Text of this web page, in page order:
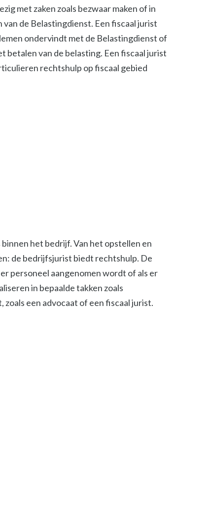
met zaken zoals bezwaar maken of in
van de Belastingdienst. Een fiscaal jurist
ondervindt met de Belastingdienst of
betalen van de belasting. Een fiscaal jurist
rechtshulp op fiscaal gebied
het bedrijf. Van het opstellen en
de bedrijfsjurist biedt rechtshulp. De
personeel aangenomen wordt of als er
in bepaalde takken zoals
een advocaat of een fiscaal jurist.